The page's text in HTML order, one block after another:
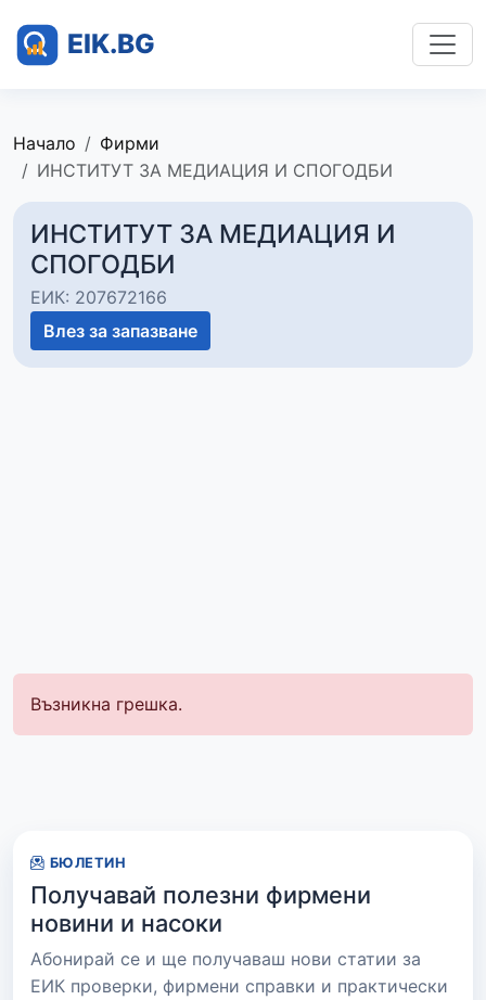
Начало
Фирми
ИНСТИТУТ ЗА МЕДИАЦИЯ И СПОГОДБИ
ИНСТИТУТ ЗА МЕДИАЦИЯ И
СПОГОДБИ
ЕИК: 207672166
Влез за запазване
Възникна грешка.
БЮЛЕТИН
Получавай полезни фирмени
новини и насоки
Абонирай се и ще получаваш нови статии за
ЕИК проверки, фирмени справки и практически